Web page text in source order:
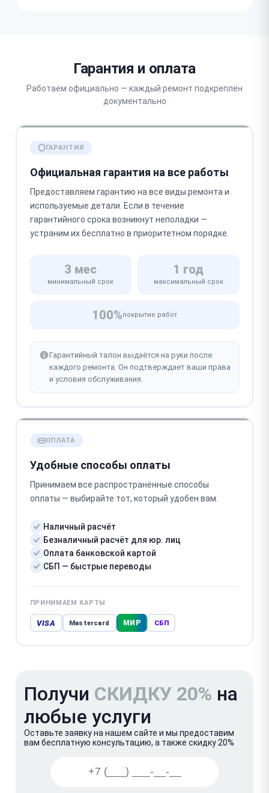
Гарантия и оплата
Работаем официально — каждый ремонт подкреплён
документально
ГАРАНТИЯ
Официальная гарантия на все работы
Предоставляем гарантию на все виды ремонта и
используемые детали. Если в течение
гарантийного срока возникнут неполадки —
устраним их бесплатно в приоритетном порядке.
3 мес
минимальный срок
1 год
максимальный срок
100%покрытие работ
Гарантийный талон выдаётся на руки после
каждого ремонта. Он подтверждает ваши права
и условия обслуживания.
ОПЛАТА
Удобные способы оплаты
Принимаем все распространённые способы
оплаты — выбирайте тот, который удобен вам.
Наличный расчёт
Безналичный расчёт для юр. лиц
Оплата банковской картой
СБП — быстрые переводы
ПРИНИМАЕМ КАРТЫ
VISA Mastercard МИР СБП
Получи СКИДКУ 20% на
любые услуги
Оставьте заявку на нашем сайте и мы предоставим
вам бесплатную консультацию, а также скидку 20%